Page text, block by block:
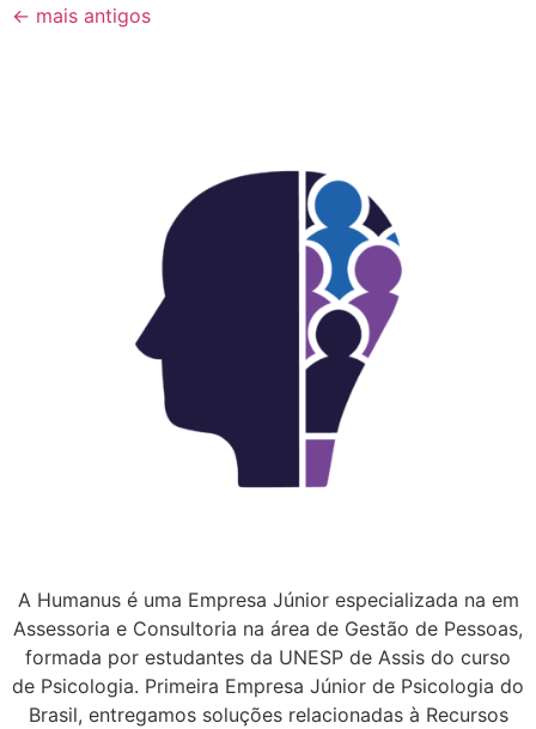
← mais antigos
A Humanus é uma Empresa Júnior especializada na em
Assessoria e Consultoria na área de Gestão de Pessoas,
formada por estudantes da UNESP de Assis do curso
de Psicologia. Primeira Empresa Júnior de Psicologia do
Brasil, entregamos soluções relacionadas à Recursos